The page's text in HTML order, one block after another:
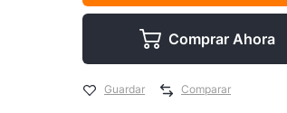
Comprar Ahora
Guardar Comparar